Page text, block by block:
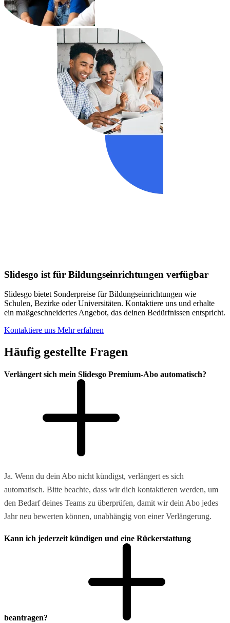
Slidesgo ist für Bildungseinrichtungen verfügbar
Slidesgo bietet Sonderpreise für Bildungseinrichtungen wie
Schulen, Bezirke oder Universitäten. Kontaktiere uns und erhalte
ein maßgeschneidertes Angebot, das deinen Bedürfnissen entspricht.
Kontaktiere uns Mehr erfahren
Häufig gestellte Fragen
Verlängert sich mein Slidesgo Premium-Abo automatisch?
Ja. Wenn du dein Abo nicht kündigst, verlängert es sich
automatisch. Bitte beachte, dass wir dich kontaktieren werden, um
den Bedarf deines Teams zu überprüfen, damit wir dein Abo jedes
Jahr neu bewerten können, unabhängig von einer Verlängerung.
Kann ich jederzeit kündigen und eine Rückerstattung
beantragen?